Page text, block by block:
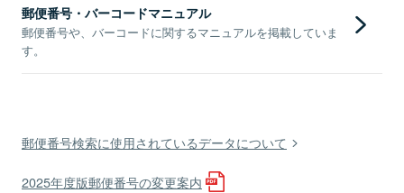
郵便番号・バーコードマニュアル
郵便番号や、バーコードに関するマニュアルを掲載していま
す。
郵便番号検索に使用されているデータについて
2025年度版郵便番号の変更案内